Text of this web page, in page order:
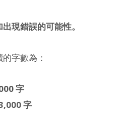
現錯誤的可能性。
字數為：
字
字